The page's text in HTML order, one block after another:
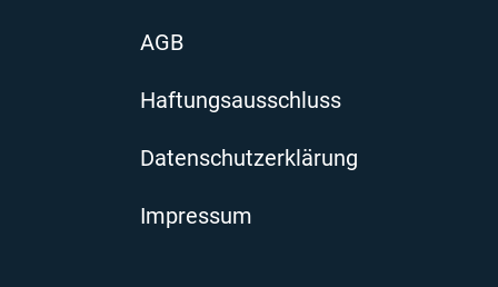
AGB
Haftungsausschluss
Datenschutzerklärung
Impressum